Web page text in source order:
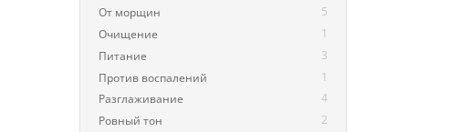
От морщин
5
Очищение
1
Питание
3
Против воспалений
1
Разглаживание
4
Ровный тон
2